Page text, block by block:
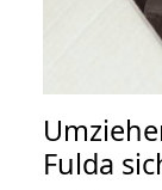
Fulda